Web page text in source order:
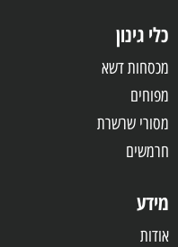
כלי גינון
מכסחות דשא
מפוחים
מסורי שרשרת
חרמשים
מידע
אודות